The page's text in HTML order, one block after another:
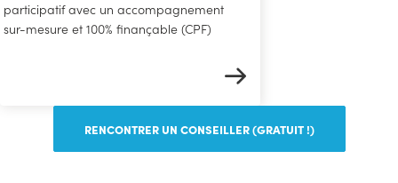
participatif avec un accompagnement
sur-mesure et 100% finançable (CPF)
RENCONTRER UN CONSEILLER (GRATUIT !)